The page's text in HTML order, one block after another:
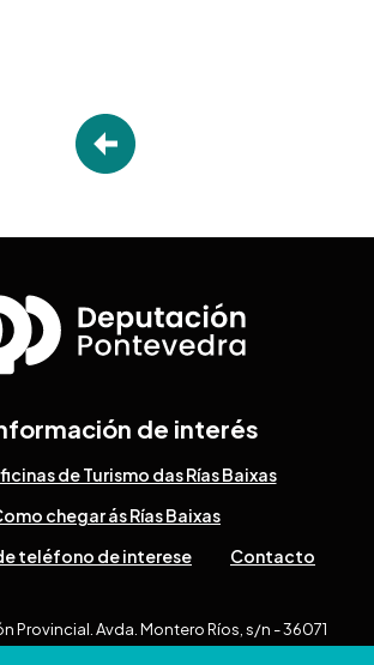
de interés
de Turismo das Rías Baixas
chegar ás Rías Baixas
teléfono de interese
Contacto
Provincial. Avda. Montero Ríos, s/n - 36071